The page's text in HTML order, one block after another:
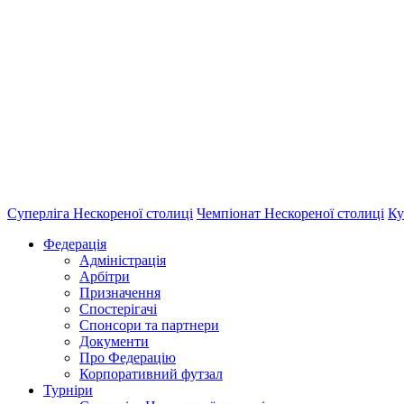
Суперліга Нескореної столиці Чемпіонат Нескореної столиці
Федерація
Адміністрація
Арбітри
Призначення
Спостерігачі
Спонсори та партнери
Документи
Про Федерацію
Корпоративний футзал
Турніри